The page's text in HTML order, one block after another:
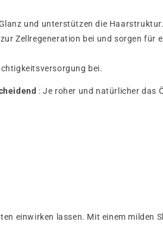
und unterstützen die Haarstruktur.
Zellregeneration bei und sorgen für
bei.
: Je roher und natürlicher das
einwirken lassen. Mit einem milden